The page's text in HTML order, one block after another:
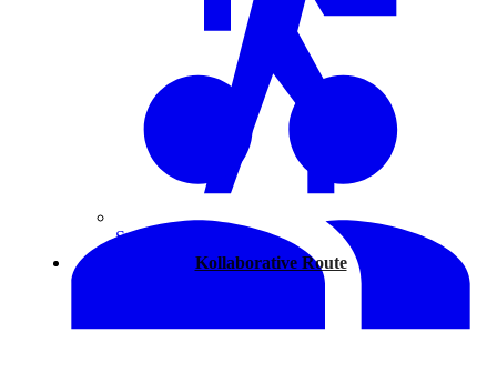
Spazieren
Kollaborative Route